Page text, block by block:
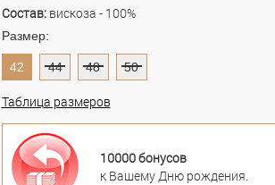
Состав: вискоза - 100%
Размер:
42 44 48 50
Таблица размеров
10000 бонусов
к Вашему Дню рождения.